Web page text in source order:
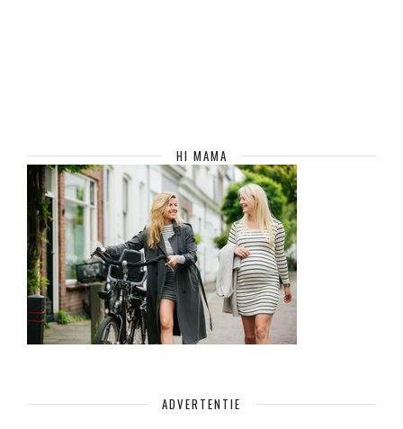
HI MAMA
ADVERTENTIE